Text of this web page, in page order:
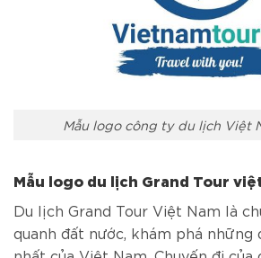
Mẫu logo công ty du lịch Việt
Mẫu logo du lịch Grand Tour
Du lịch Grand Tour Việt Nam là
quanh đất nước, khám phá những